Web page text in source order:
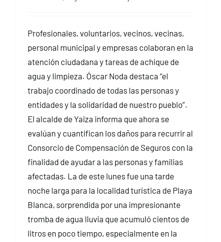
Profesionales, voluntarios, vecinos, vecinas,
personal municipal y empresas colaboran en la
atención ciudadana y tareas de achique de
agua y limpieza. Óscar Noda destaca “el
trabajo coordinado de todas las personas y
entidades y la solidaridad de nuestro pueblo”.
El alcalde de Yaiza informa que ahora se
evalúan y cuantifican los daños para recurrir al
Consorcio de Compensación de Seguros con la
finalidad de ayudar a las personas y familias
afectadas. La de este lunes fue una tarde
noche larga para la localidad turística de Playa
Blanca, sorprendida por una impresionante
tromba de agua lluvia que acumuló cientos de
litros en poco tiempo, especialmente en la